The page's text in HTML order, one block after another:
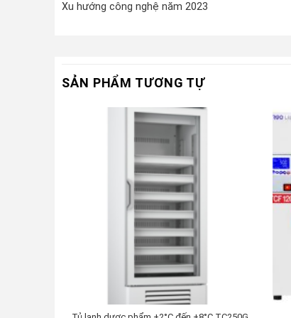
Xu hướng công nghệ năm 2023
SẢN PHẨM TƯƠNG TỰ